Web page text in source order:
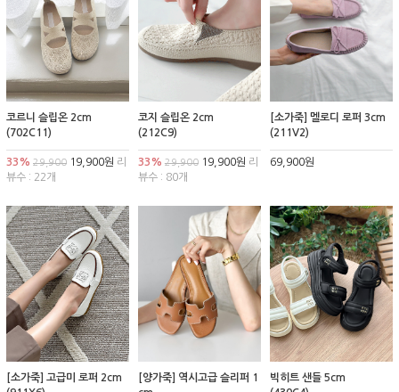
코르니 슬립온 2cm
(702C11)
33% 29,900 19,900원 리
뷰수 : 22개
코지 슬립온 2cm
(212C9)
33% 29,90019,900원 리
뷰수 : 80개
[소가죽] 멜로디 로퍼 3cm
(211V2)
69,900원
[소가죽] 고급미 로퍼 2cm
[양가죽] 역시고급 슬리퍼 1
빅히트 샌들 5cm